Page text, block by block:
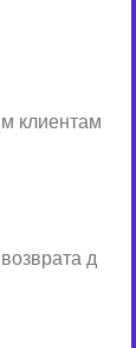
клиентам
д